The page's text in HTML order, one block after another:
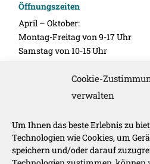
Cookie-
verwalten
Um Ihnen das beste Erlebnis zu
Technologien wie Cookies, um
speichern und/oder darauf
Öffnungszeiten
April – Oktober:
Montag-Freitag von 9-17 Uhr
Samstag von 10-15 Uhr
Montag-Freitag 10-16 Uhr